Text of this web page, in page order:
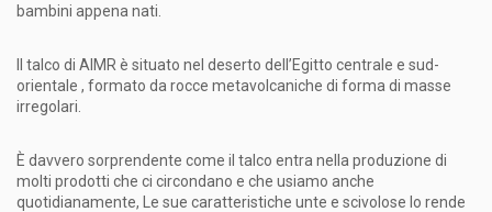
bambini appena nati.
Il talco di AIMR è situato nel deserto dell’Egitto centrale e sud-
orientale , formato da rocce metavolcaniche di forma di masse
irregolari.
È davvero sorprendente come il talco entra nella produzione di
molti prodotti che ci circondano e che usiamo anche
quotidianamente, Le sue caratteristiche unte e scivolose lo rende